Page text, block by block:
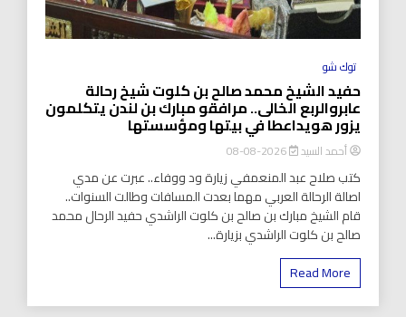
توك شو
حفيد الشيخ محمد صالح بن كلوت شيخ رحالة
عابروالربع الخالى.. مرافقو مبارك بن لندن يتكلمون
يزور هويداعطا في بيتها ومؤسستها
أحمد السيد 2026-08-08
كتب صلاح عبد المنعمفي زيارة ود ووفاء.. عبرت عن مدي
اصالة الرحالة العربي مهما بعدت المسافات وطالت السنوات..
قام الشيخ مبارك بن صالح بن كلوت الراشدي حفيد الرحال محمد
صالح بن كلوت الراشدي بزيارة...
Read More